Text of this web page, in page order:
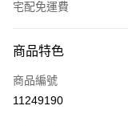
宅配免運費
信用卡一次付款
信用卡分期付款
商品特色
商品編號
11249190